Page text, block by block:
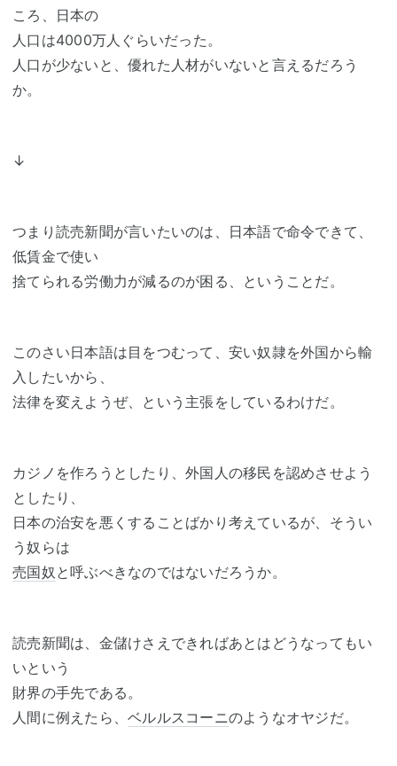
ころ、日本の
人口は4000万人ぐらいだった。
人口が少ないと、優れた人材がいないと言えるだろう
か。
↓
つまり読売新聞が言いたいのは、日本語で命令できて、
低賃金で使い
捨てられる労働力が減るのが困る、ということだ。
このさい日本語は目をつむって、安い奴隷を外国から輸
入したいから、
法律を変えようぜ、という主張をしているわけだ。
カジノを作ろうとしたり、外国人の移民を認めさせよう
としたり、
日本の治安を悪くすることばかり考えているが、そうい
う奴らは
売国奴 と呼ぶべきなのではないだろうか。
読売新聞は、金儲けさえできればあとはどうなってもい
いという
財界の手先である。
人間に例えたら、 ベルルスコーニのようなオヤジだ。